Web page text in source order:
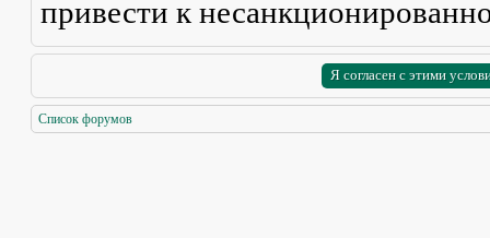
привести к
Список форумов